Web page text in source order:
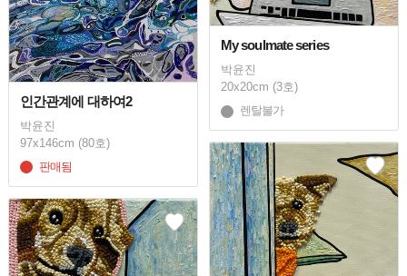
My soulmate series
박윤진
20x20cm (3호)
렌탈불가
인간관계에 대하여2
박윤진
97x146cm (80호)
판매됨